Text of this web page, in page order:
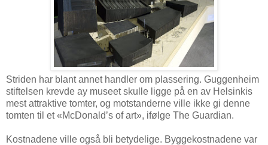
Striden har blant annet handler om plassering. Guggenheim
stiftelsen krevde ay museet skulle ligge på en av Helsinkis
mest attraktive tomter, og motstanderne ville ikke gi denne
tomten til et «McDonald’s of art», ifølge The Guardian.
Kostnadene ville også bli betydelige. Byggekostnadene var